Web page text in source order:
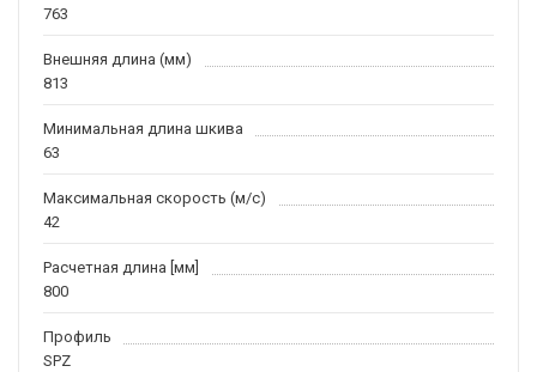
763
Внешняя длина (мм)
813
Минимальная длина шкива
63
Максимальная скорость (м/c)
42
Расчетная длина [мм]
800
Профиль
SPZ